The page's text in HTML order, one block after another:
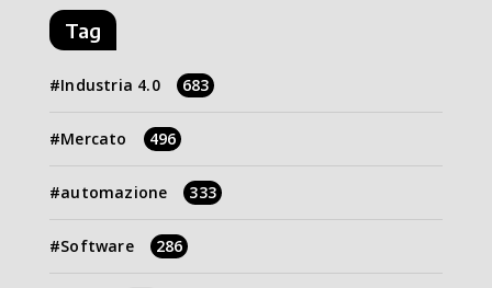
Tag
Industria 4.0 683
Mercato 496
automazione 333
Software 286